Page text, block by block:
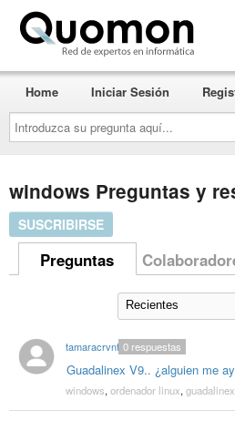
Introduzca
su
pregunta
aquí...
Home Iniciar Sesión
windows Preguntas y
SUSCRIBIRSE
Preguntas
tamaracrvnts
Guadalinex V9.. ¿alguien me
0respuestas
windows, ordenador linux, guadalinex